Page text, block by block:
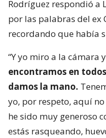
Rodríguez respondió a
por las palabras del ex
recordando que había
“Y yo miro a la cámara
encontramos en
damos la mano.
yo, por respeto, aquí
he sido muy generoso
estás rasqueando,